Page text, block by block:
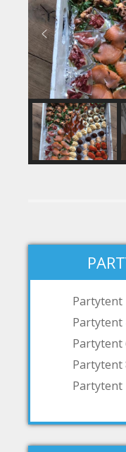
Partytent
Partytent
Partytent
Partytent
Partytent